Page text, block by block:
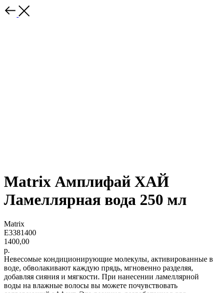
Matrix Амплифай ХАЙ
Ламеллярная вода 250 мл
Matrix
E3381400
1400,00
р.
Невесомые кондиционирующие молекулы, активированные в
воде, обволакивают каждую прядь, мгновенно разделяя,
добавляя сияния и мягкости. При нанесении ламеллярной
воды на влажные волосы вы можете почувствовать